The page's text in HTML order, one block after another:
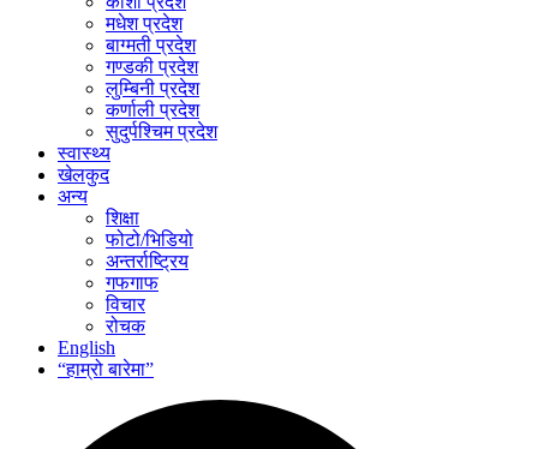
मधेश प्रदेश
बाग्मती प्रदेश
गण्डकी प्रदेश
लुम्बिनी प्रदेश
कर्णाली प्रदेश
सुदुर्पश्चिम प्रदेश
स्वास्थ्य
खेलकुद
अन्य
शिक्षा
फोटो/भिडियो
अन्तर्राष्ट्रिय
गफगाफ
विचार
रोचक
English
“हाम्रो बारेमा”